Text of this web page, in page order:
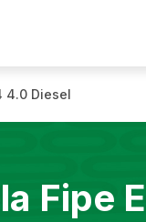
4.0 Diesel
Fipe